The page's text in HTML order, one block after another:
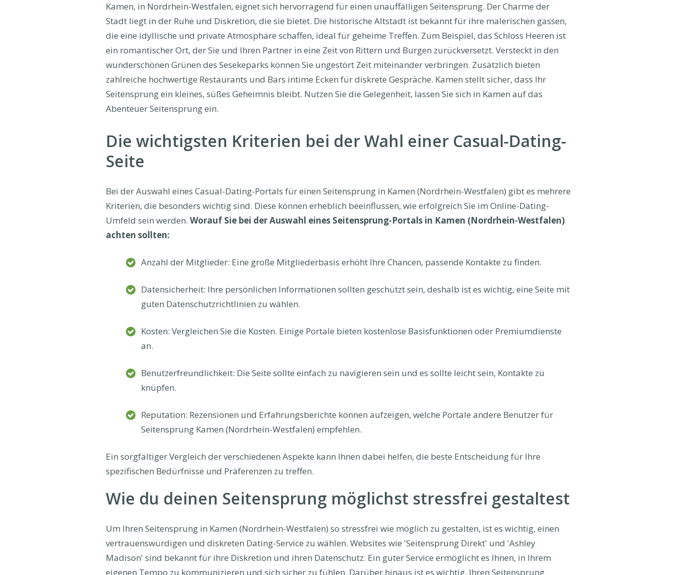
Kamen, in Nordrhein-Westfalen, eignet sich hervorragend für einen unauffälligen Seitensprung. Der Charme der
Stadt liegt in der Ruhe und Diskretion, die sie bietet. Die historische Altstadt ist bekannt für ihre malerischen gassen,
die eine idyllische und private Atmosphäre schaffen, ideal für geheime Treffen. Zum Beispiel, das Schloss Heeren ist
ein romantischer Ort, der Sie und Ihren Partner in eine Zeit von Rittern und Burgen zurückversetzt. Versteckt in den
wunderschönen Grünen des Sesekeparks können Sie ungestört Zeit miteinander verbringen. Zusätzlich bieten
zahlreiche hochwertige Restaurants und Bars intime Ecken für diskrete Gespräche. Kamen stellt sicher, dass Ihr
Seitensprung ein kleines, süßes Geheimnis bleibt. Nutzen Sie die Gelegenheit, lassen Sie sich in Kamen auf das
Abenteuer Seitensprung ein.
Die wichtigsten Kriterien bei der Wahl einer Casual-Dating-
Seite
Bei der Auswahl eines Casual-Dating-Portals für einen Seitensprung in Kamen (Nordrhein-Westfalen) gibt es mehrere
Kriterien, die besonders wichtig sind. Diese können erheblich beeinflussen, wie erfolgreich Sie im Online-Dating-
Umfeld sein werden. Worauf Sie bei der Auswahl eines Seitensprung-Portals in Kamen (Nordrhein-Westfalen)
achten sollten:
Anzahl der Mitglieder: Eine große Mitgliederbasis erhöht Ihre Chancen, passende Kontakte zu finden.
Datensicherheit: Ihre persönlichen Informationen sollten geschützt sein, deshalb ist es wichtig, eine Seite mit
guten Datenschutzrichtlinien zu wählen.
Kosten: Vergleichen Sie die Kosten. Einige Portale bieten kostenlose Basisfunktionen oder Premiumdienste
an.
Benutzerfreundlichkeit: Die Seite sollte einfach zu navigieren sein und es sollte leicht sein, Kontakte zu
knüpfen.
Reputation: Rezensionen und Erfahrungsberichte können aufzeigen, welche Portale andere Benutzer für
Seitensprung Kamen (Nordrhein-Westfalen) empfehlen.
Ein sorgfältiger Vergleich der verschiedenen Aspekte kann Ihnen dabei helfen, die beste Entscheidung für Ihre
spezifischen Bedürfnisse und Präferenzen zu treffen.
Wie du deinen Seitensprung möglichst stressfrei gestaltest
Um Ihren Seitensprung in Kamen (Nordrhein-Westfalen) so stressfrei wie möglich zu gestalten, ist es wichtig, einen
vertrauenswürdigen und diskreten Dating-Service zu wählen. Websites wie 'Seitensprung Direkt' und 'Ashley
Madison' sind bekannt für ihre Diskretion und ihren Datenschutz. Ein guter Service ermöglicht es Ihnen, in Ihrem
eigenen Tempo zu kommunizieren und sich sicher zu fühlen. Darüber hinaus ist es wichtig, Ihren Seitensprung